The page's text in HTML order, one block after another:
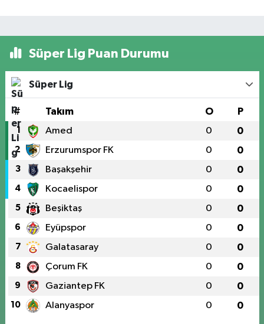
Süper Lig Puan Durumu
Süper Lig
# Takım O P
1 Amed 0 0
2 Erzurumspor FK 0 0
3 Başakşehir 0 0
4 Kocaelispor 0 0
5 Beşiktaş 0 0
6 Eyüpspor 0 0
7 Galatasaray 0 0
8 Çorum FK 0 0
9 Gaziantep FK 0 0
10 Alanyaspor 0 0